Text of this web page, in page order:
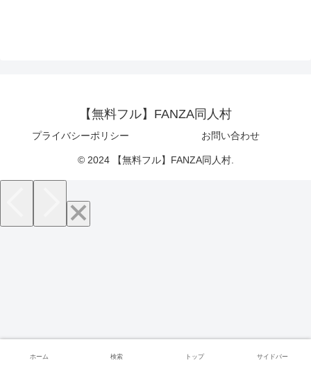
【無料フル】FANZA同人村
プライバシーポリシー お問い合わせ
© 2024 【無料フル】FANZA同人村.
ホーム 検索 トップ サイドバー